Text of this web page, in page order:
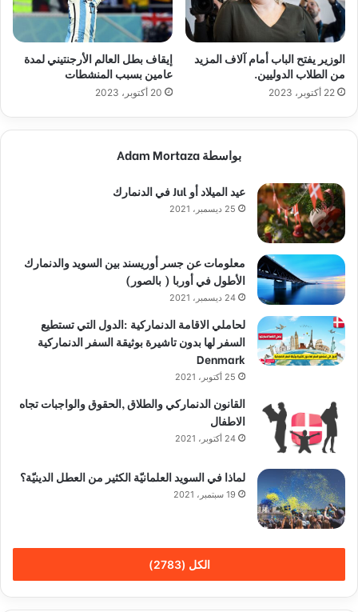
الوزير يفتح الباب أمام آلاف المزيد
من الطلاب الدوليين.
22 أكتوبر، 2023
إيقاف بطل العالم الأرجنتيني لمدة
عامين بسبب المنشطات
20 أكتوبر، 2023
بواسطة Adam Mortaza
عيد الميلاد أو Jul في الدنمارك
25 ديسمبر، 2021
معلومات عن جسر أوريسند بين السويد والدنمارك
الأطول في أوربا ( بالصور)
24 ديسمبر، 2021
لحاملي الاقامة الدنماركية :الدول التي تستطيع
السفر لها بدون تاشيرة بوثيقة السفر الدنماركية
Denmark
25 أكتوبر، 2021
القانون الدنماركي والطلاق ,الحقوق والواجبات تجاه
الاطفال
24 أكتوبر، 2021
لماذا في السويد العلمانيّة الكثير من العطل الدينيّة؟
19 سبتمبر، 2021
الكل (2783)